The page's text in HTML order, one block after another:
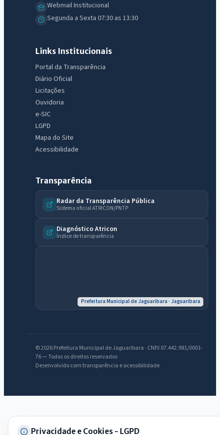
Webmail Institucional
Segunda a Sexta 07:30 as 13:30
Links Institucionais
Portal da Transparência
Diário Oficial
Licitações
Ouvidoria
e-SIC
LGPD
Mapa do Site
Acessibilidade
Transparência
Radar da Transparência Pública
Sistema oficial ATRICON/PNTP
Diagnóstico Atricon
Índice de transparência
Prefeitura Municipal de Jaguaribara · Jaguaribara
© 2026 Prefeitura Municipal de Jaguaribara · CNPJ 07.442.981/0001-
76 — Todos os direitos reservados
Desenvolvido com transparência e acessibilidade
Privacidade e Cookies - LGPD
IntGest AI
Assistente do Portal